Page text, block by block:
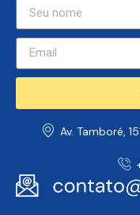
Av. Tamboré,